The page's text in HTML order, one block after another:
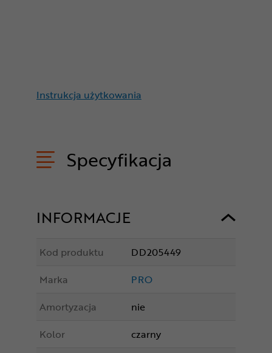
Instrukcja użytkowania
Specyfikacja
INFORMACJE
Kod produktu
DD205449
Marka
PRO
Amortyzacja
nie
Kolor
czarny